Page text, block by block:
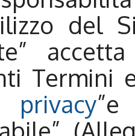
del
Termini